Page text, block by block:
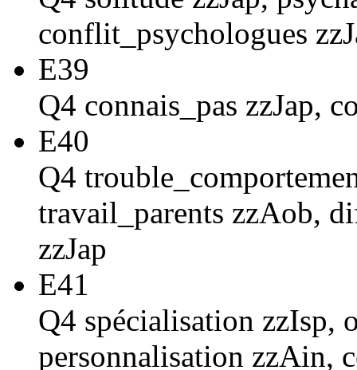
conflit_psychologues
E39
Q4 connais_pas zzJap,
E40
Q4
travail_parents zzAob,
zzJap
E41
Q4 spécialisation zzIsp,
personnalisation zzAin,